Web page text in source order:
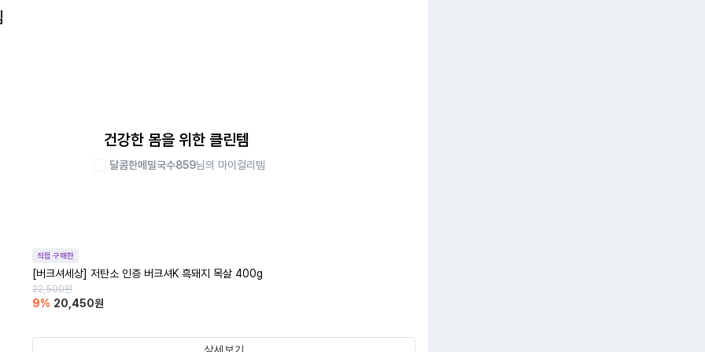
건강한 몸을 위한 클린템
달콤한메밀국수859님의 마이컬리템
직접 구매한
[버크셔세상] 저탄소 인증 버크셔K 흑돼지 목살 400g
22,500원
9% 20,450원
상세보기